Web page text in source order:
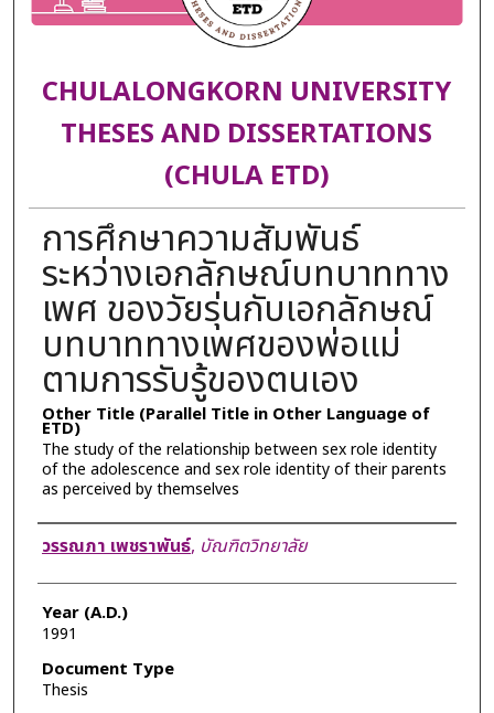
CHULALONGKORN UNIVERSITY
THESES AND DISSERTATIONS
(CHULA ETD)
การศึกษาความสัมพันธ์
ระหว่างเอกลักษณ์บทบาททาง
เพศ ของวัยรุ่นกับเอกลักษณ์
บทบาททางเพศของพ่อแม่
ตามการรับรู้ของตนเอง
Other Title (Parallel Title in Other Language of
ETD)
The study of the relationship between sex role identity
of the adolescence and sex role identity of their parents
as perceived by themselves
Author
วรรณภา เพชราพันธ์, บัณฑิตวิทยาลัย
Year (A.D.)
1991
Document Type
Thesis